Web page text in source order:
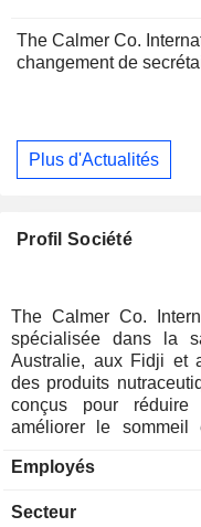
The Calmer Co.
changement de
Plus d'Actualités
Profil Société
The Calmer Co.
spécialisée dans la
Australie, aux Fidji et
des produits
conçus pour réduire
améliorer le sommeil
pour
nutraceutiques, à la
Employés
Secteur